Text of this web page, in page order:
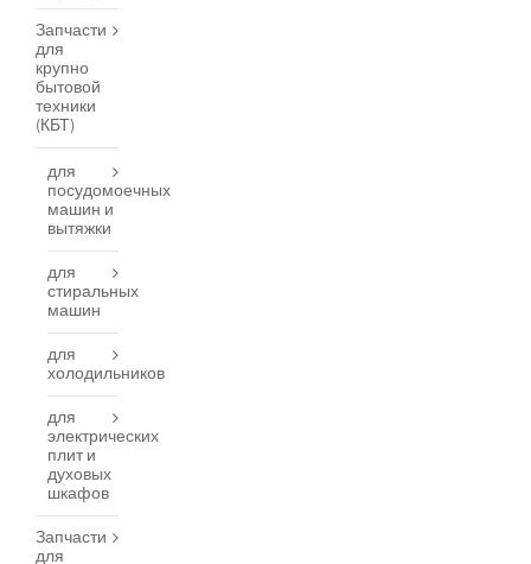
Запчасти
для
крупно
бытовой
техники
(КБТ)
для
посудомоечных
машин и
вытяжки
для
стиральных
машин
для
холодильников
для
электрических
плит и
духовых
шкафов
Запчасти
для